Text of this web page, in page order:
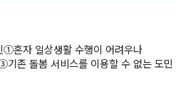
①혼자 일상생활 수행이 어려우나
존 돌봄 서비스를 이용할 수 없는 도민